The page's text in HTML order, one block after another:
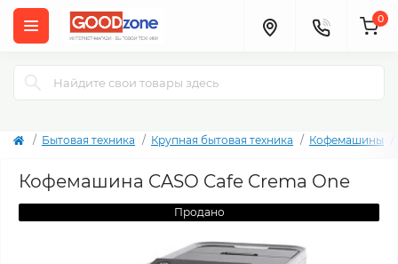
0
Бытовая техника Крупная бытовая техника Кофемашины
Кофемашина CASO Cafe Crema One
Продано